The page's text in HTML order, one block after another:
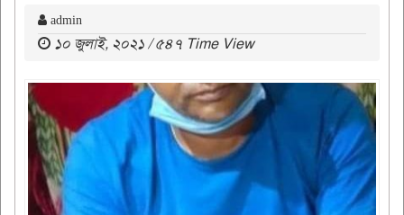
admin
১০ জুলাই, ২০২১ / ৫৪৭ Time View